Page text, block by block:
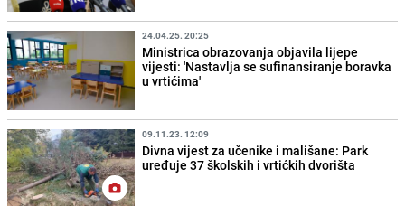
24.04.25. 20:25
Ministrica obrazovanja objavila lijepe
vijesti: 'Nastavlja se sufinansiranje boravka
u vrtićima'
09.11.23. 12:09
Divna vijest za učenike i mališane: Park
uređuje 37 školskih i vrtićkih dvorišta